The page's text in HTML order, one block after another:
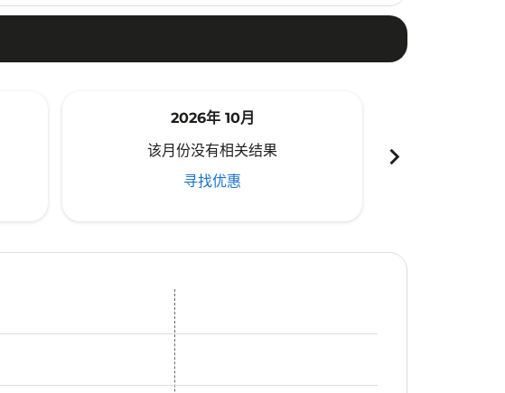
2026年 10月
该月份没有相关结果
寻找优惠
chevron_right
offers-disclaimer. 寻找优惠
view-offers-disclaimer. 寻找优惠
cmp-view-offers-disclaimer. 寻找优惠
cmp-view-offers-disclaimer. 寻找优惠
TYO–KJT: cmp-view-offers-disclaimer. 寻找优惠
TYO–KJT: cmp-view-offers-disclaimer. 寻找优惠
TYO–KJT: cmp-view-offers-disclaimer. 寻找优惠
TYO–KJT: cmp-view-offers-disclaimer. 寻找优惠
TYO–KJT: cmp-view-offers-disclaimer. 寻找优惠
TYO–KJT: cmp-view-offers-disclaimer. 寻找优惠